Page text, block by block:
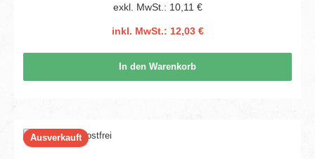
exkl. MwSt.: 10,11 €
inkl. MwSt.: 12,03 €
In den Warenkorb
Ausverkauft